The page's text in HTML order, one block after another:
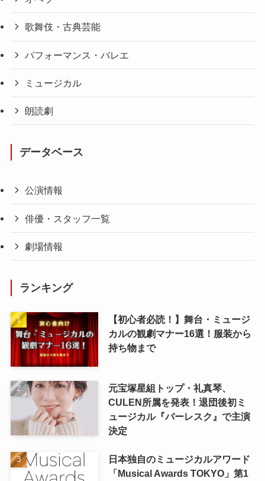
歌舞伎・古典芸能
パフォーマンス・バレエ
ミュージカル
朗読劇
データベース
公演情報
俳優・スタッフ一覧
劇場情報
ランキング
【初心者必読！】舞台・ミュージ
カルの観劇マナー16選！服装から
持ち物まで
元宝塚星組トップ・礼真琴、
CULEN所属を発表！退団後初ミ
ュージカル『バーレスク』で主演
決定
日本独自のミュージカルアワード
「Musical Awards TOKYO」第1